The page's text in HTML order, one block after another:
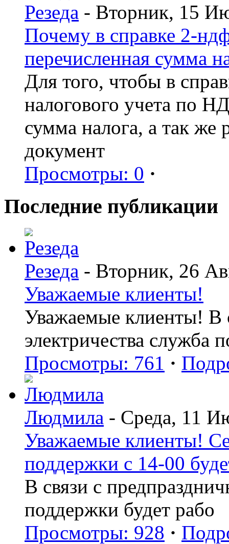
Резеда - Вторник, 15
Почему в справке 2-
перечисленная сумма
Для того, чтобы в
налогового учета по
сумма налога, а так же
документ
Просмотры: 0 ·
Последние публикации
Резеда - Вторник, 26
Уважаемые клиенты!
Уважаемые клиенты! В
электричества служба
Просмотры: 761 ·
Людмила - Среда, 11
Уважаемые клиенты!
поддержки с 14-00
В связи с
поддержки будет рабо
Просмотры: 928 ·